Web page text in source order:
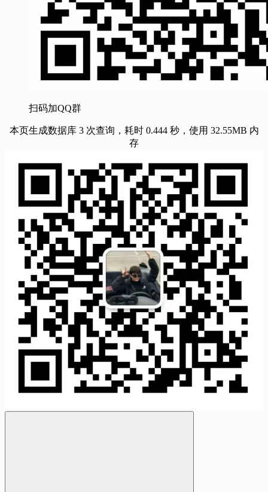
扫码加QQ群
本页生成数据库 3 次查询，耗时 0.444 秒，使用 32.55MB 内
存